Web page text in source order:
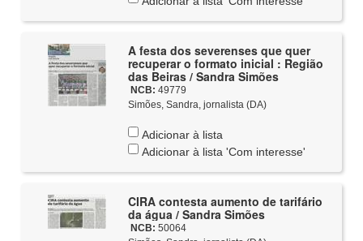
A festa dos severenses que quer
recuperar o formato inicial : Região
das Beiras / Sandra Simões
NCB: 49779
Simões, Sandra, jornalista (DA)
Adicionar à lista
Adicionar à lista 'Com interesse'
CIRA contesta aumento de tarifário
da água / Sandra Simões
NCB: 50064